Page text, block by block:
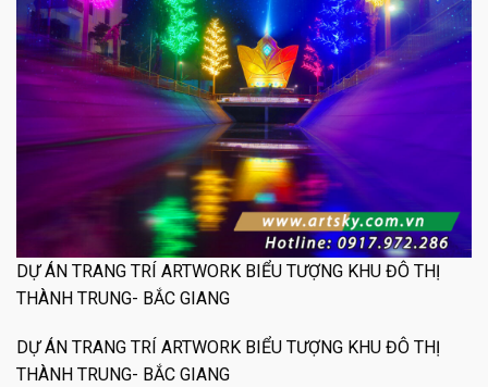
DỰ ÁN TRANG TRÍ ARTWORK BIỂU TƯỢNG KHU ĐÔ THỊ
THÀNH TRUNG- BẮC GIANG
DỰ ÁN TRANG TRÍ ARTWORK BIỂU TƯỢNG KHU ĐÔ THỊ
THÀNH TRUNG- BẮC GIANG